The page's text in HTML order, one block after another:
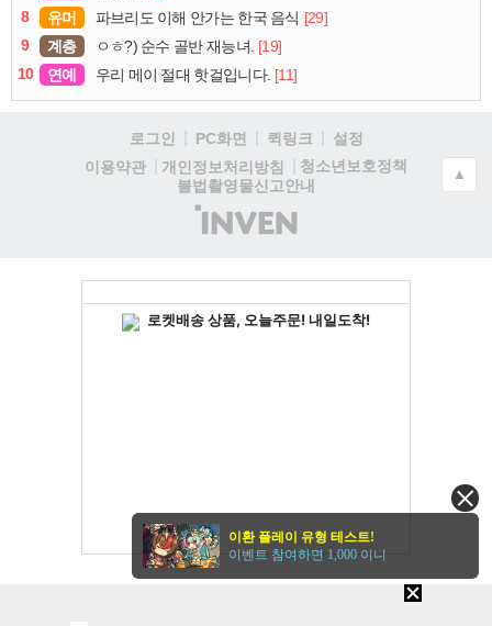
8
유머 파브리도 이해 안가는 한국 음식 [29]
9
계층 ㅇㅎ?) 순수 골반 재능녀. [19]
10
연예 우리 메이 절대 핫걸입니다. [11]
로그인 PC화면 퀵링크
설정
이용약관
개인정보처리방침
청소년보호정책
불법촬영물신고안내
(주)
인
▲
이환 플레이 유형 테스트!
이벤트 참여하면 1,000 이니